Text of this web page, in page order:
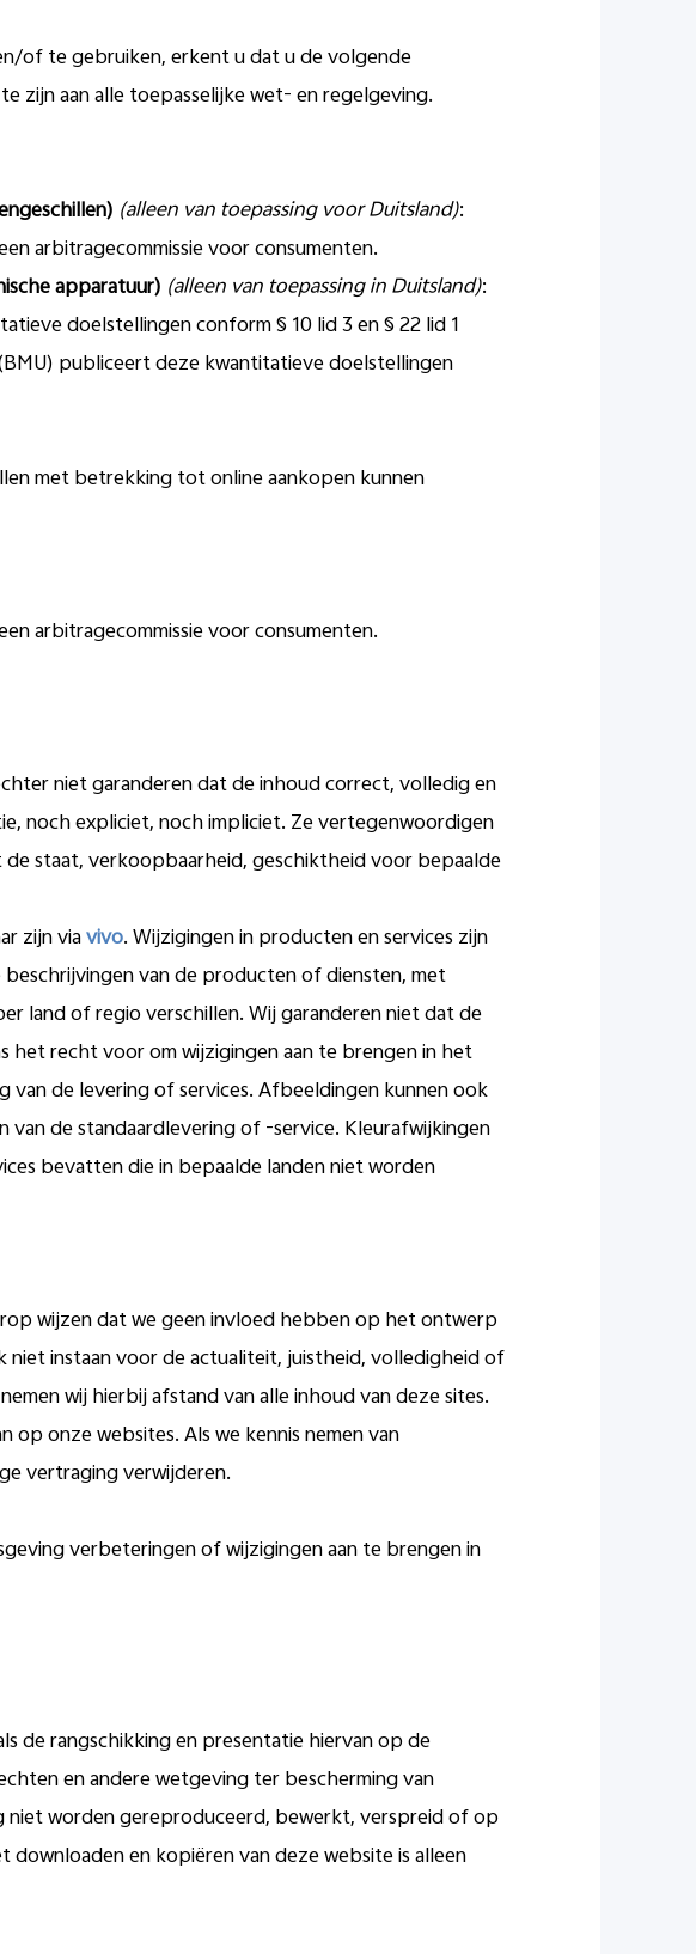
of te gebruiken, erkent u dat u de volgende
zijn aan alle toepasselijke wet- en regelgeving.
(alleen van toepassing voor Duitsland):
arbitragecommissie voor consumenten.
apparatuur) (alleen van toepassing in Duitsland):
doelstellingen conform § 10 lid 3 en § 22 lid 1
publiceert deze kwantitatieve doelstellingen
met betrekking tot online aankopen kunnen
arbitragecommissie voor consumenten.
niet garanderen dat de inhoud correct, volledig en
noch expliciet, noch impliciet. Ze vertegenwoordigen
staat, verkoopbaarheid, geschiktheid voor bepaalde
zijn viavivo. Wijzigingen in producten en services zijn
van de producten of diensten, met
land of regio verschillen. Wij garanderen niet dat de
recht voor om wijzigingen aan te brengen in het
van de levering of services. Afbeeldingen kunnen ook
de standaardlevering of -service. Kleurafwijkingen
bevatten die in bepaalde landen niet worden
wijzen dat we geen invloed hebben op het ontwerp
instaan voor de actualiteit, juistheid, volledigheid of
wij hierbij afstand van alle inhoud van deze sites.
op onze websites. Als we kennis nemen van
vertraging verwijderen.
verbeteringen of wijzigingen aan te brengen in
de rangschikking en presentatie hiervan op de
en andere wetgeving ter bescherming van
worden gereproduceerd, bewerkt, verspreid of op
en kopiëren van deze website is alleen